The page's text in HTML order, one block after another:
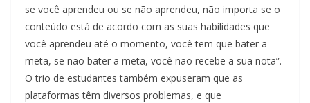
se você aprendeu ou se não aprendeu, não importa se o
conteúdo está de acordo com as suas habilidades que
você aprendeu até o momento, você tem que bater a
meta, se não bater a meta, você não recebe a sua nota”.
O trio de estudantes também expuseram que as
plataformas têm diversos problemas, e que